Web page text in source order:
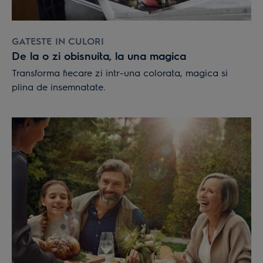
GATESTE IN CULORI
De la o zi obisnuita, la una magica
Transforma fiecare zi intr-una colorata, magica si
plina de insemnatate.